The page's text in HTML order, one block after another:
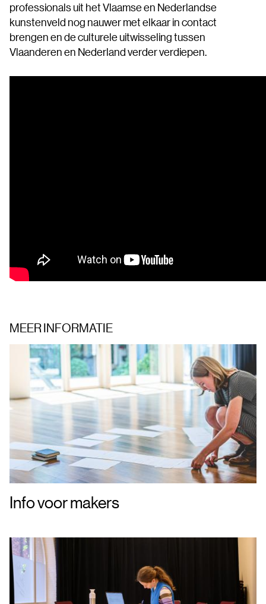
professionals uit het Vlaamse en Nederlandse
kunstenveld nog nauwer met elkaar in contact
brengen en de culturele uitwisseling tussen
Vlaanderen en Nederland verder verdiepen.
MEER INFORMATIE
Info voor makers